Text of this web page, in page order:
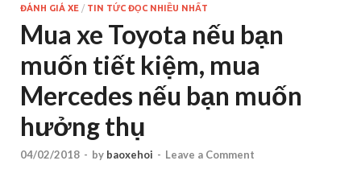
ĐÁNH GIÁ XE / TIN TỨC ĐỌC NHIỀU NHẤT
Mua xe Toyota nếu bạn
muốn tiết kiệm, mua
Mercedes nếu bạn muốn
hưởng thụ
04/02/2018 - by baoxehoi - Leave a Comment